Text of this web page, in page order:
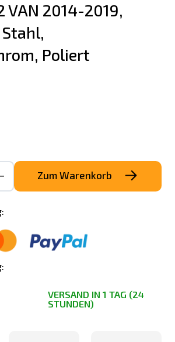
VAN 2014-2019,
Poliert
Zum Warenkorb
VERSAND IN 1 TAG (24
STUNDEN)